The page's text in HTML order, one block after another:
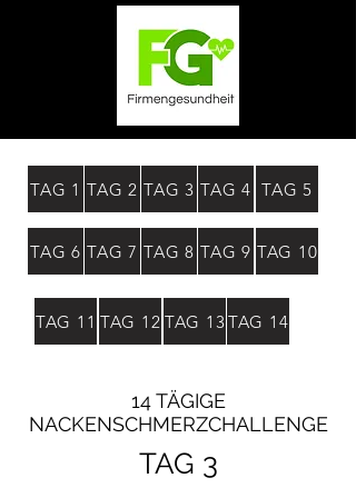
TAG 1 TAG 2 TAG 3 TAG 4 TAG 5
TAG 6 TAG 7 TAG 8 TAG 9 TAG 10
TAG 11 TAG 12 TAG 13 TAG 14
14 TÄGIGE
NACKENSCHMERZCHALLENGE
TAG 3